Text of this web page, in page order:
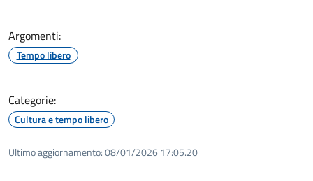
Argomenti:
Tempo libero
Categorie:
Cultura e tempo libero
Ultimo aggiornamento:08/01/2026 17:05.20